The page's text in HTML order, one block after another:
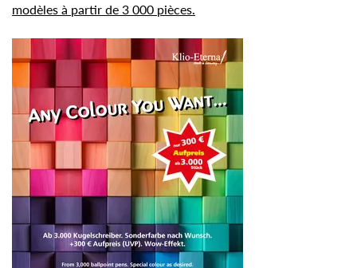
modèles à partir de 3 000 pièces.